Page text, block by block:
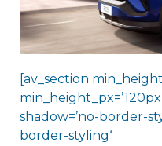
[av_section
shadow=’no-border-
border-styling‘